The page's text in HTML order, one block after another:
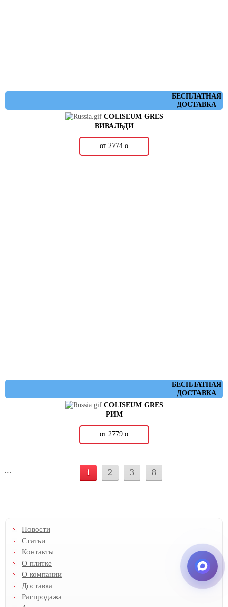
БЕСПЛАТНАЯ
ДОСТАВКА
COLISEUM GRES
ВИВАЛЬДИ
от 2774 о
БЕСПЛАТНАЯ
ДОСТАВКА
COLISEUM GRES
РИМ
от 2779 о
1 2 3
... 8
Новости
Статьи
Контакты
О плитке
О компании
Доставка
Распродажа